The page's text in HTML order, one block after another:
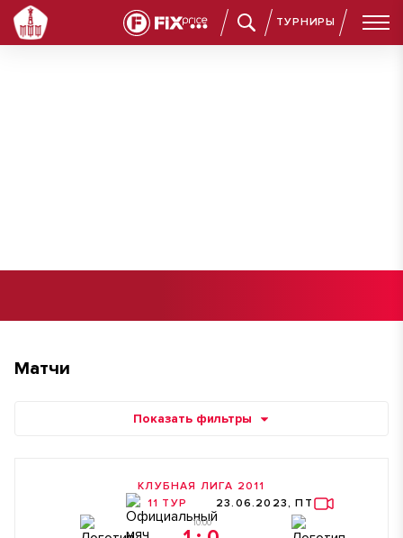
ТУРНИРЫ
Матчи
Показать фильтры
КЛУБНАЯ ЛИГА 2011
11 ТУР
23.06.2023, ПТ
10:00